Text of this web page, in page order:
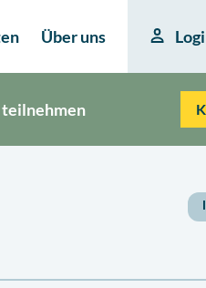
Über uns
teilnehmen